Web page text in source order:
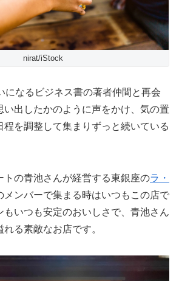
nirat/iStock
になるビジネス書の著者仲間と再会
い出したかのように声をかけ、気の置
程を調整して集まりずっと続いている
トの青池さんが経営する東銀座のラ・
メンバーで集まる時はいつもこの店で
もいつも安定のおいしさで、青池さん
る素敵なお店です。